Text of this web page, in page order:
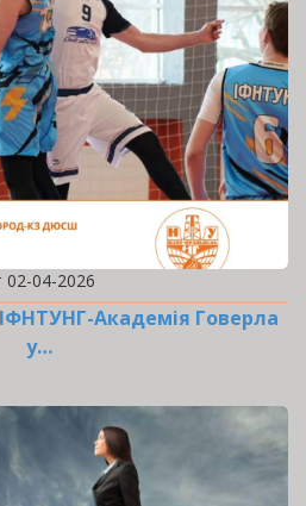
02-04-2026
Академія Говерла
у…